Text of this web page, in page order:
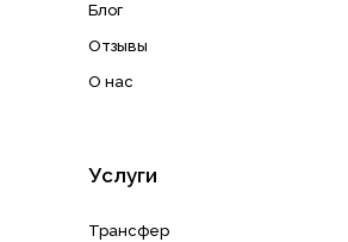
Услуги
Блог
Отзывы
О нас
Трансфер